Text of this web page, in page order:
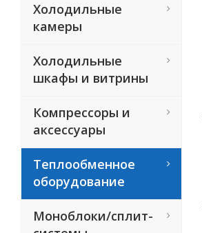
Холодильные
камеры
Холодильные
шкафы и витрины
Компрессоры и
аксессуары
Теплообменное
оборудование
Моноблоки/сплит-